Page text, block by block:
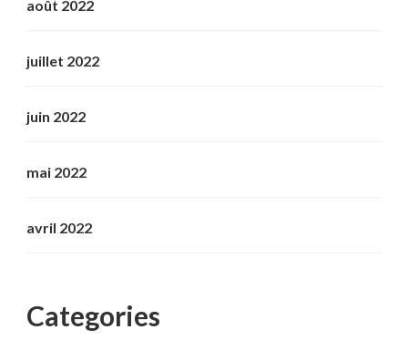
août 2022
juillet 2022
juin 2022
mai 2022
avril 2022
Categories